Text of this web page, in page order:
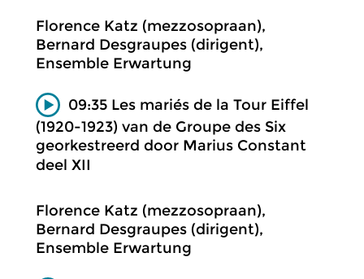
Florence Katz (mezzosopraan),
Bernard Desgraupes (dirigent),
Ensemble Erwartung
09:35 Les mariés de la Tour Eiffel
(1920-1923) van de Groupe des Six
georkestreerd door Marius Constant
deel XII
Florence Katz (mezzosopraan),
Bernard Desgraupes (dirigent),
Ensemble Erwartung